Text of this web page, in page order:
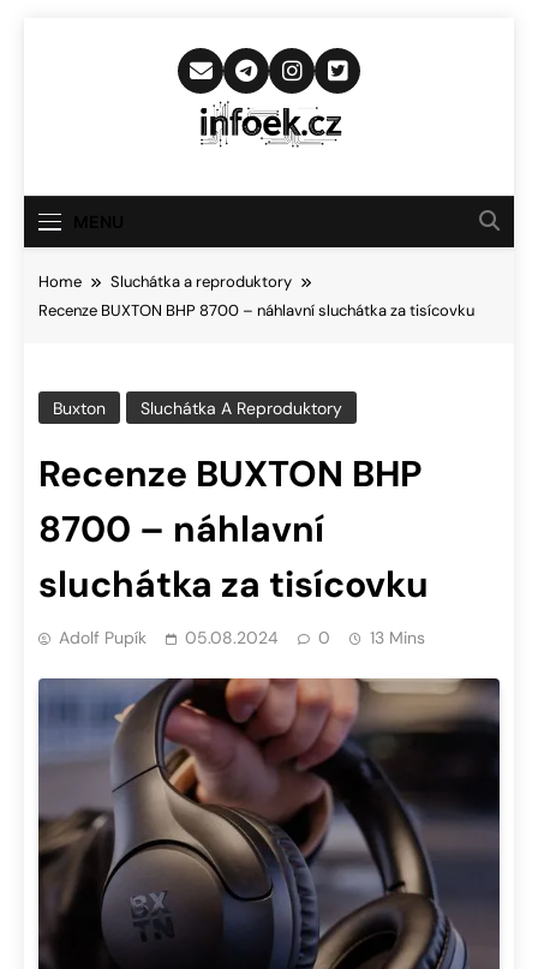
Infoek.cz
Novinkám
Home
Sluchátka a reproduktory
Recenze BUXTON BHP 8700 – náhlavní sluchátka za tisícovku
Buxton Sluchátka A Reproduktory
Recenze BUXTON BHP
8700 – náhlavní
sluchátka za tisícovku
Adolf Pupík 05.08.2024 0 13 Mins